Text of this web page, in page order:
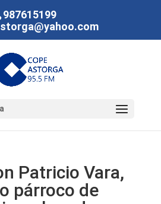
987615199
Patricio Vara,
párroco de